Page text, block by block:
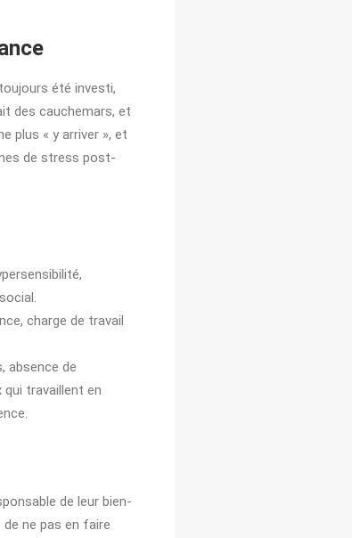
été investi,
des cauchemars, et
plus « y arriver », et
de stress post-
charge de travail
absence de
travaillent en
de leur bien-
ne pas en faire